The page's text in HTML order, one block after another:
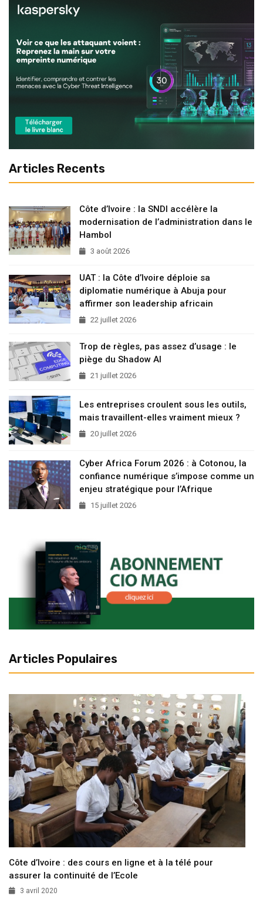
Articles Recents
Côte d’Ivoire : la SNDI accélère la
modernisation de l’administration dans le
Hambol
3 août 2026
UAT : la Côte d’Ivoire déploie sa
diplomatie numérique à Abuja pour
affirmer son leadership africain
22 juillet 2026
Trop de règles, pas assez d’usage : le
piège du Shadow AI
21 juillet 2026
Les entreprises croulent sous les outils,
mais travaillent-elles vraiment mieux ?
20 juillet 2026
Cyber Africa Forum 2026 : à Cotonou, la
confiance numérique s’impose comme un
enjeu stratégique pour l’Afrique
15 juillet 2026
Articles Populaires
Côte d’Ivoire : des cours en ligne et à la télé pour
assurer la continuité de l’Ecole
3 avril 2020